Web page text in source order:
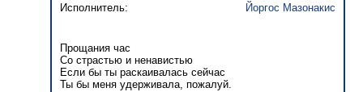
Исполнитель:
Йоргос Мазонакис
Прощания час
Со страстью и ненавистью
Если бы ты раскаивалась сейчас
Ты бы меня удерживала, пожалуй.